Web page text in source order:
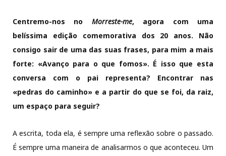
Centremo-nos no Morreste-me, agora com uma
belíssima edição comemorativa dos 20 anos. Não
consigo sair de uma das suas frases, para mim a mais
forte: «Avanço para o que fomos». É isso que esta
conversa com o pai representa? Encontrar nas
«pedras do caminho» e a partir do que se foi, da raiz,
um espaço para seguir?
A escrita, toda ela, é sempre uma reflexão sobre o passado.
É sempre uma maneira de analisarmos o que aconteceu. Um